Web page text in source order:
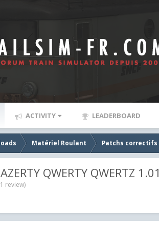
ACTIVITY LEADERBOARD
Matériel Roulant Patchs correctifs
QWERTY QWERTZ 1.01
review)